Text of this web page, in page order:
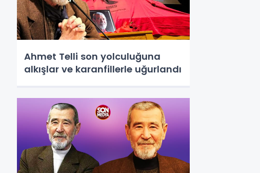
Ahmet Telli son yolculuğuna
alkışlar ve karanfillerle uğurlandı